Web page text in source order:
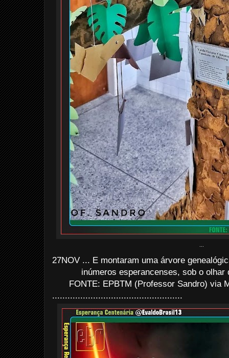
27NOV ... E montaram uma árvore
inúmeros esperancenses, sob o
FONTE: EPBTM (Professor Sandro) via
...................................................